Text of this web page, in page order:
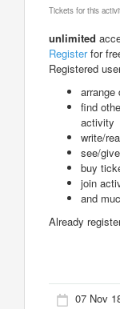
Tickets for this
unlimited
Registerfor
Registered
arrange
find
activity
write/
see/
buy
join
and
Already
07 Nov